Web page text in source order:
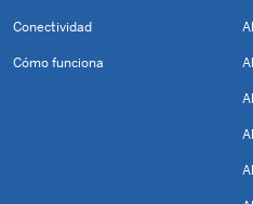
Conectividad
Cómo funciona